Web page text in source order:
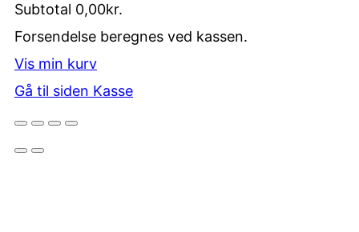
Varer
i
indkøbskurv
Subtotal 0,00kr.
Forsendelse beregnes ved kassen.
Vis min kurv
Gå til siden Kasse